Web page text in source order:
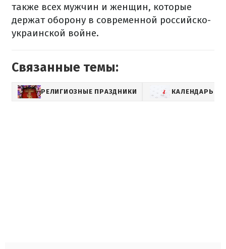
также всех мужчин и женщин, которые
держат оборону в современной российско-
украинской войне.
Связанные темы:
РЕЛИГИОЗНЫЕ ПРАЗДНИКИ КАЛЕНДАРЬ